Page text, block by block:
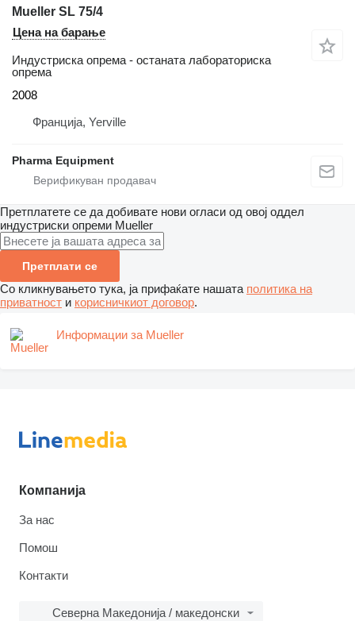
Mueller SL 75/4
Цена на барање
Индустриска опрема - останата лабораториска
опрема
2008
Франција, Yerville
Pharma Equipment
Претплатете се да добивате нови огласи од овој оддел
индустриски опреми Mueller
Претплати се
Со кликнувањето тука, ја прифаќате нашата политика на
приватност и корисничкиот договор.
Информации за Mueller
Компанија
За нас
Помош
Контакти
Северна Македонија / македонски